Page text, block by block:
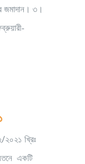
৩।
২০২১ খ্রিঃ
একটি